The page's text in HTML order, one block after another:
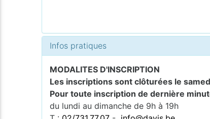
Infos pratiques
MODALITES D'INSCRIPTION
Les inscriptions sont clôturées le
Pour toute inscription de dernière
du lundi au dimanche de 9h à 19h